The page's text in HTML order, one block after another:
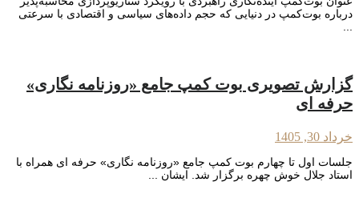
درباره بوت‌کمپ در دنیایی که حجم داده‌های سیاسی و اقتصادی با سرعتی
گزارش تصویری بوت کمپ جامع «روزنامه نگاری»
حرفه ای
خرداد 30, 1405
جلسات اول تا چهارم بوت کمپ جامع «روزنامه نگاری» حرفه ای همراه با
استاد جلال خوش چهره برگزار شد. ایشان ...